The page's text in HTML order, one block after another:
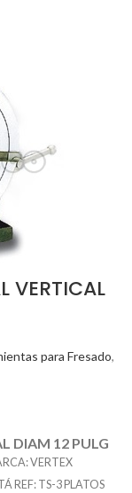
VERTICAL
para Fresado,
DIAM 12 PULG
VERTEX
REF: TS-3 PLATOS